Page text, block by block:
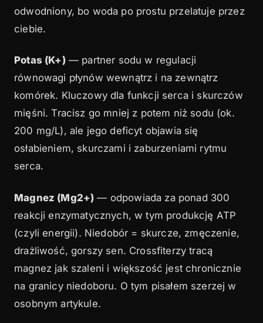
odwodniony, bo woda po prostu przelatuje przez
ciebie.
Potas (K+)— partner sodu w regulacji
równowagi płynów wewnątrz i na zewnątrz
komórek. Kluczowy dla funkcji serca i skurczów
mięśni. Tracisz go mniej z potem niż sodu (ok.
200 mg/L), ale jego deficyt objawia się
osłabieniem, skurczami i zaburzeniami rytmu
serca.
Magnez (Mg2+) — odpowiada za ponad 300
reakcji enzymatycznych, w tym produkcję ATP
(czyli energii). Niedobór = skurcze, zmęczenie,
drażliwość, gorszy sen. Crossfiterzy tracą
magnez jak szaleni i większość jest chronicznie
na granicy niedoboru. O tym pisałem szerzej w
osobnym artykule.